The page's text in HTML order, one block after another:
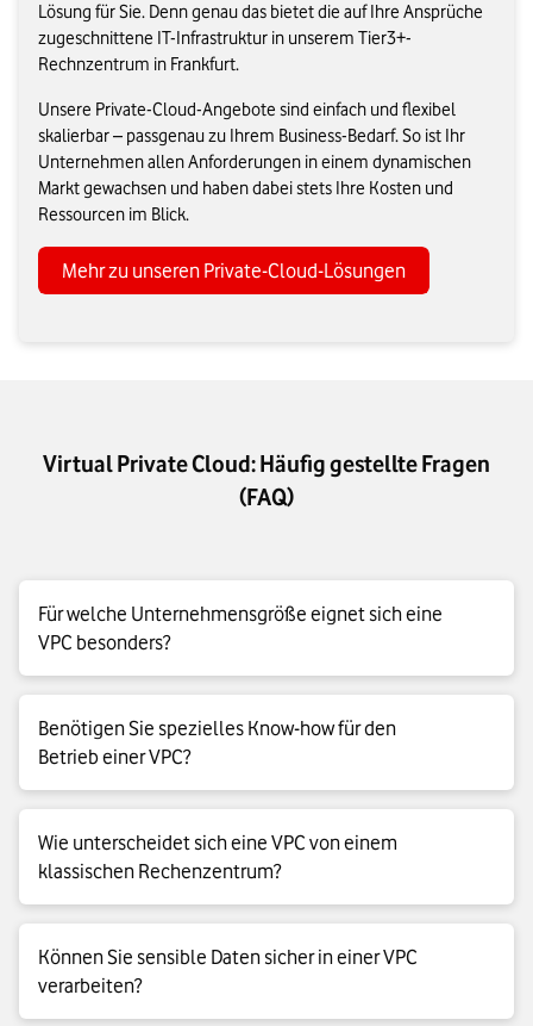
Lösung für Sie. Denn genau das bietet die auf Ihre Ansprüche
zugeschnittene IT-Infrastruktur in unserem Tier3+-
Rechnzentrum in Frankfurt.
Unsere Private-Cloud-Angebote sind einfach und flexibel
skalierbar – passgenau zu Ihrem Business-Bedarf. So ist Ihr
Unternehmen allen Anforderungen in einem dynamischen
Markt gewachsen und haben dabei stets Ihre Kosten und
Ressourcen im Blick.
Mehr zu unseren Private-Cloud-Lösungen
Virtual Private Cloud: Häufig gestellte Fragen
(FAQ)
Für welche Unternehmensgröße eignet sich eine
VPC besonders?
Eine VPC eignet sich für kleine, mittlere und große
Unternehmen. Sie profitieren besonders, wenn Sie flexibel
wachsen möchten und gleichzeitig Kontrolle über Ihr
Netzwerk behalten wollen.
Benötigen Sie spezielles Know-how für den
Betrieb einer VPC?
Sie benötigen Grundkenntnisse in Netzwerken und Cloud-
Architekturen. Viele Anbieter liefern jedoch Managed
Services, die den Betriebsaufwand deutlich reduzieren.
Wie unterscheidet sich eine VPC von einem
klassischen Rechenzentrum?
Sie betreiben keine Hardware selbst, sondern nutzen virtuelle
Ressourcen. Sie skalieren schneller, zahlen nutzungsbasiert
und automatisieren viele Aufgaben.
Können Sie sensible Daten sicher in einer VPC
verarbeiten?